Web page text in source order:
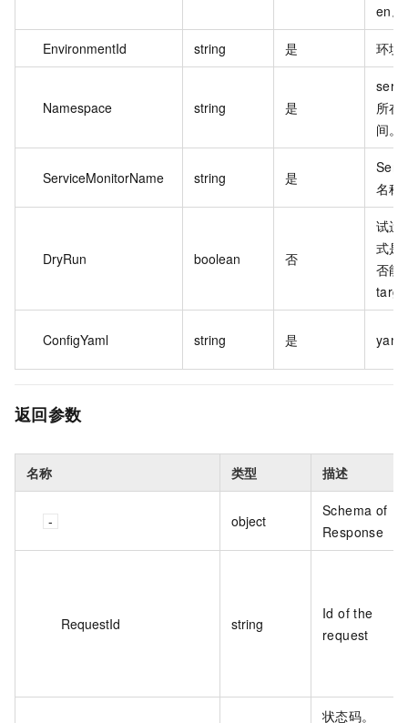
en。
EnvironmentId string 是 环境
Namespace string 是
所在
间。
ServiceMonitorName string 是
名称
DryRun boolean 否
试运
式是
否能
ConfigYaml string 是 yaml
返回参数
名称 类型 描述
object
Schema of
Response
RequestId string
Id of the
request
状态码。